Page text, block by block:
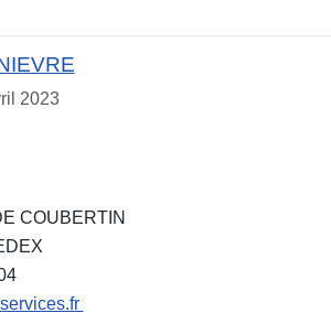
2023
COUBERTIN